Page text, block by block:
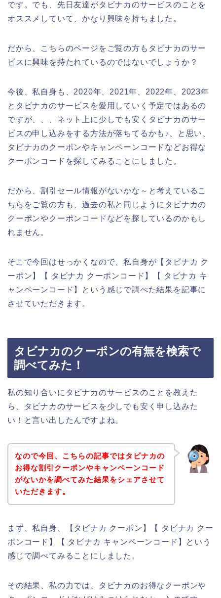
です。でも、先日友達がタビナカのサービスのことを
オススメしていて、かなり興味を持ちました。
だから、こちらのページをご覧の方もタビナカのサー
ビスに興味を持たれているのではないでしょうか？
今後、私自身も、2020年、2021年、2022年、2023年
とタビナカのサービスを愛用していく予定ではあるの
ですが、、、ネット上に少しでも安くタビナカのサー
ビスの申し込みをする方法が落ちてるかも♪、と思い、
タビナカのクーポンやキャンペーンコードなどお得な
クーポンコードを探してみることにしました。
だから、割引セール情報がないかな～と考えているこ
ちらをご覧の方も、過去の私と同じようにタビナカの
クーポンやクーポンコードなどを探しているのかもし
れません。
そこで今回はせっかくなので、私自身が【タビナカ ク
ーポン】【 タビナカ クーポンコード】【 タビナカ キ
ャンペーンコード】という感じで調べた結果を記事に
させていただきます。
タビナカのクーポンの有無を検索で
調べてみた！
私の知り合いにタビナカのサービスのことを教えた
ら、タビナカのサービスを少しでも安く申し込みた
い！と言い出したんですよね。
なので今回、こちらの記事ではタビナカの
お得な割引クーポンやキャンペーンコード
がないかを調べてみた結果をシェアさせて
いただきます。
まず、私自身、【タビナカ クーポン】【 タビナカ クー
ポンコード】【 タビナカ キャンペーンコード】という
感じで調べてみることにしました。
その結果、私の力では、タビナカのお得なクーポンや